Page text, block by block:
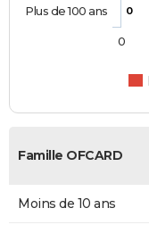
0
Plus de 100 ans
0
Famille OFCARD
Moins de 10 ans